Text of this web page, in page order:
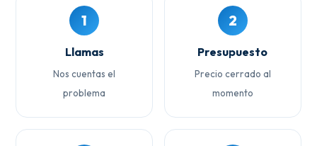
1
Llamas
Nos cuentas el
problema
2
Presupuesto
Precio cerrado al
momento